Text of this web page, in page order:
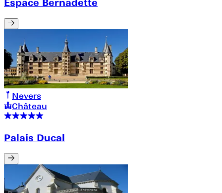
Espace Bernadette
Nevers
Château
Palais Ducal